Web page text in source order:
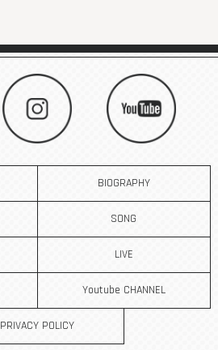
BIOGRAPHY
SONG
LIVE
Youtube CHANNEL
PRIVACY POLICY